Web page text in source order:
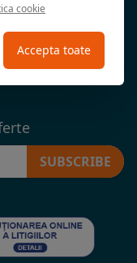
SUBSCRIBE
cookie
Accepta toate